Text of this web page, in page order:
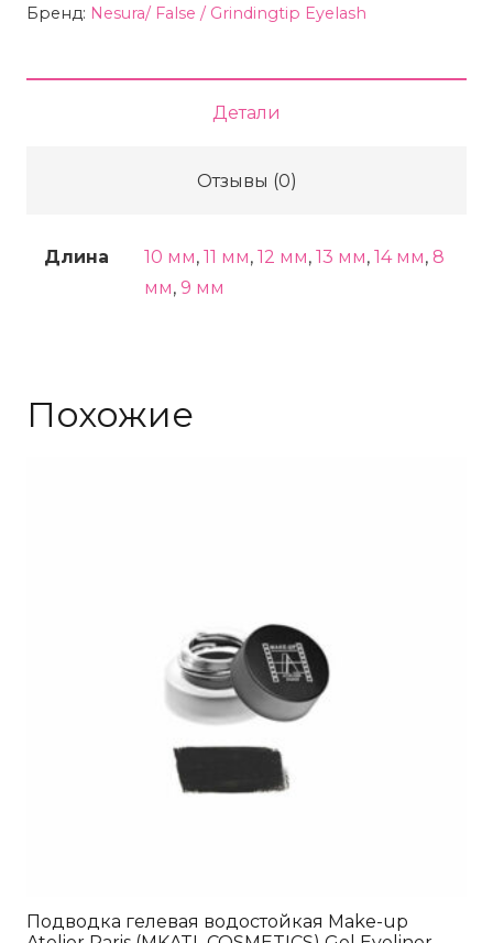
пучки
20D
Бренд: Nesura/ False / Grindingtip Eyelash
Детали
Отзывы (0)
Длина 10 мм, 11 мм, 12 мм, 13 мм, 14 мм, 8
мм, 9 мм
Похожие
Подводка гелевая водостойкая Make-up